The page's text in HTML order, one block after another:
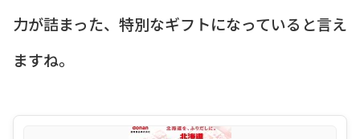
力が詰まった、特別なギフトになっていると言え
ますね。